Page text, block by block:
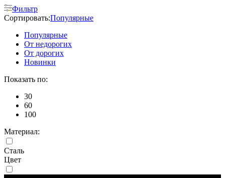
Фильтр
Сортировать:Популярные
Популярные
От недорогих
От дорогих
Новинки
Показать по:
30
60
100
Материал:
Сталь
Цвет